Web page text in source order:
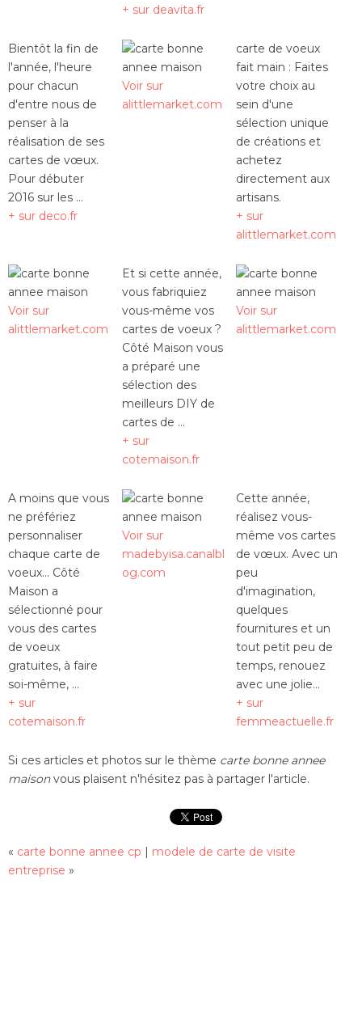
+ sur deavita.fr
Bientôt la fin de
l'année, l'heure
pour chacun
d'entre nous de
penser à la
réalisation de ses
cartes de vœux.
Pour débuter
2016 sur les ...
+ sur deco.fr
Voir sur
alittlemarket.com
carte de voeux
fait main : Faites
votre choix au
sein d'une
sélection unique
de créations et
achetez
directement aux
artisans.
+ sur
alittlemarket.com
Voir sur
alittlemarket.com
Et si cette année,
vous fabriquiez
vous-même vos
cartes de voeux ?
Côté Maison vous
a préparé une
sélection des
meilleurs DIY de
cartes de ...
+ sur
cotemaison.fr
Voir sur
alittlemarket.com
A moins que vous
ne préfériez
personnaliser
chaque carte de
voeux... Côté
Maison a
sélectionné pour
vous des cartes
de voeux
gratuites, à faire
soi-même, ...
+ sur
cotemaison.fr
Voir sur
madebyisa.canalbl
og.com
Cette année,
réalisez vous-
même vos cartes
de vœux. Avec un
peu
d'imagination,
quelques
fournitures et un
tout petit peu de
temps, renouez
avec une jolie...
+ sur
femmeactuelle.fr
Si ces articles et photos sur le thème carte bonne annee
maisonvous plaisent n'hésitez pas à partager l'article.
« carte bonne annee cp | modele de carte de visite
entreprise »